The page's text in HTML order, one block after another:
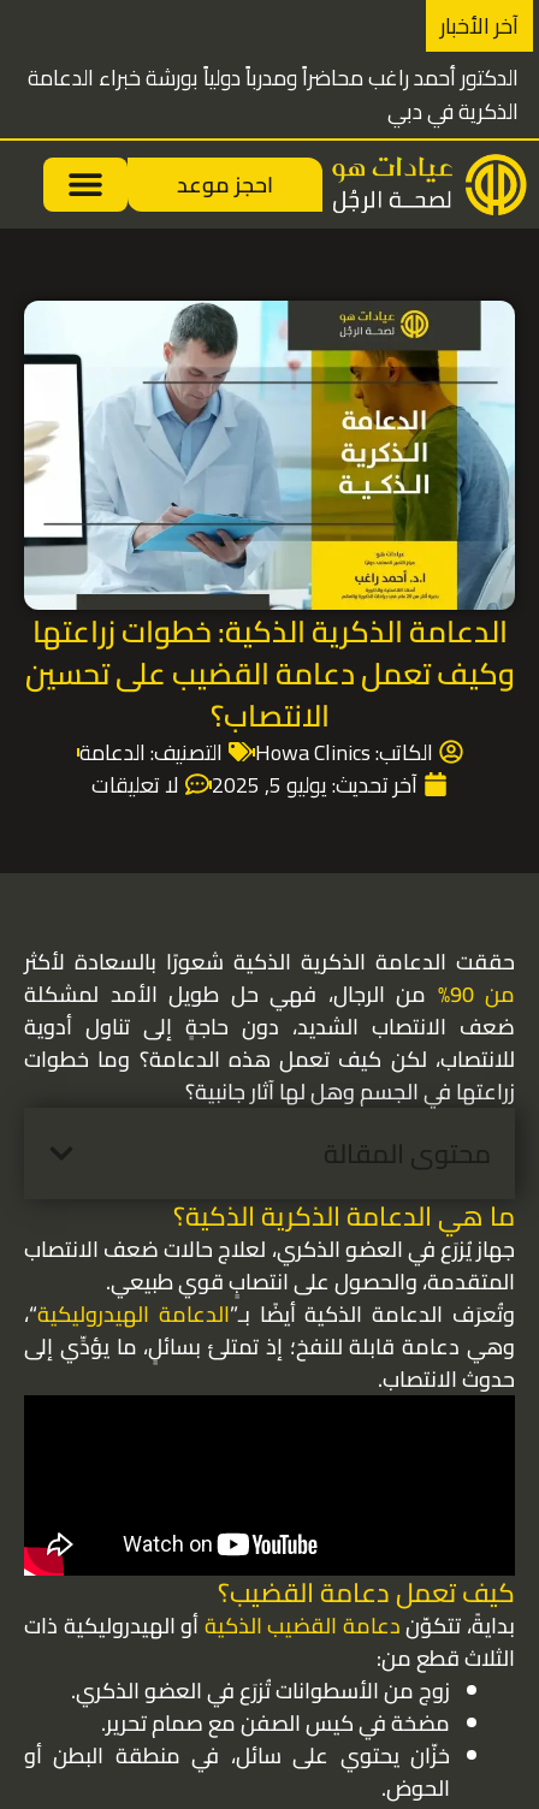
تخطي
المحتوى
آخر الأخبار
الدكتور أحمد راغب محاضراً ومدرباً دولياً بورشة خبراء الدعامة
الذكرية في دبي
احجز موعد
الدعامة الذكرية الذكية: خطوات زراعتها
وكيف تعمل دعامة القضيب على تحسين
الانتصاب؟
الكاتب: التصنيف:الدعامة
آخر تحديث:يوليو 5, 2025 لا تعليقات
حققت الدعامة الذكرية الذكية شعورًا بالسعادة لأكثر
من 90%
من الرجال، فهي حل طويل الأمد لمشكلة
ضعف الانتصاب الشديد، دون حاجةٍ إلى تناول أدوية
للانتصاب، لكن كيف تعمل هذه الدعامة؟ وما خطوات
زراعتها في الجسم وهل لها آثار جانبية؟
محتوى المقالة
ما هي الدعامة الذكرية الذكية؟
جهاز يُزرَع في العضو الذكري، لعلاج حالات ضعف الانتصاب
المتقدمة، والحصول على انتصابٍ قوي طبيعي.
وتُعرَف الدعامة الذكية أيضًا بـ”الدعامة الهيدروليكية“،
وهي دعامة قابلة للنفخ؛ إذ تمتلئ بسائلٍ، ما يؤدِّي إلى
حدوث الانتصاب.
كيف تعمل دعامة القضيب؟
بدايةً، تتكوّندعامة القضيب الذكيةأو الهيدروليكية ذات
الثلاث قطع من:
زوج من الأسطوانات تُزرَع في العضو الذكري.
مضخة في كيس الصفن مع صمام تحرير.
خزّان يحتوي على سائل، في منطقة البطن أو
الحوض.